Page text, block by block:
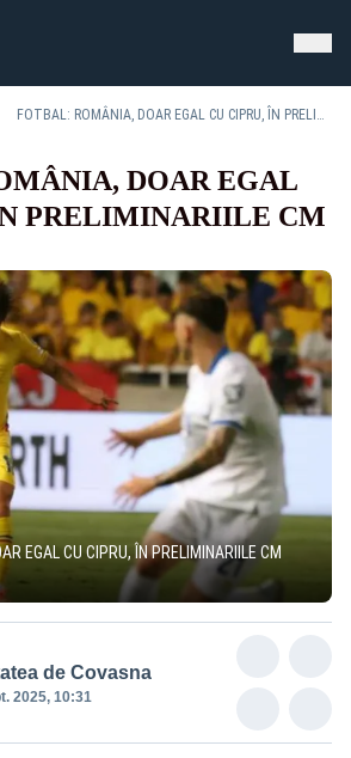
FOTBAL: ROMÂNIA, DOAR EGAL CU CIPRU, ÎN PRELIMINARIILE CM 2026
DOAR EGAL
PRELIMINARIILE CM
EGAL CU CIPRU, ÎN PRELIMINARIILE CM
de Covasna
2025, 10:31